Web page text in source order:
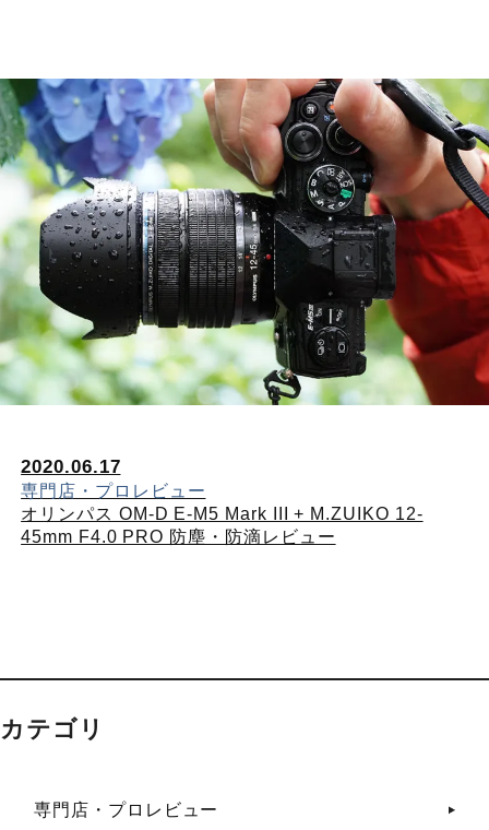
2020.06.17
専門店・プロレビュー
オリンパス OM-D E-M5 Mark III + M.ZUIKO 12-
45mm F4.0 PRO 防塵・防滴レビュー
カテゴリ
専門店・プロレビュー